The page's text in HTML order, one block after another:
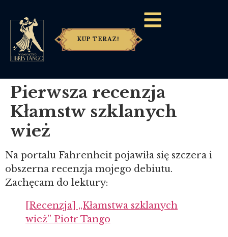
KUP TERAZ!
Pierwsza recenzja
Kłamstw szklanych
wież
Na portalu Fahrenheit pojawiła się szczera i
obszerna recenzja mojego debiutu.
Zachęcam do lektury:
[Recenzja] „Kłamstwa szklanych
wież” Piotr Tango